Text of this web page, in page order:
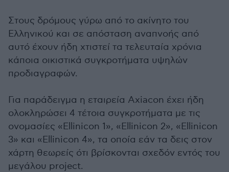
Στους δρόμους γύρω από το ακίνητο του
Ελληνικού και σε απόσταση αναπνοής από
αυτό έχουν ήδη χτιστεί τα τελευταία χρόνια
κάποια οικιστικά συγκροτήματα υψηλών
προδιαγραφών.
Για παράδειγμα η εταιρεία Axiacon έχει ήδη
ολοκληρώσει 4 τέτοια συγκροτήματα με τις
ονομασίες «Ellinicon 1», «Ellinicon 2», «Ellinicon
3» και «Ellinicon 4», τα οποία εάν τα δεις στον
χάρτη θεωρείς ότι βρίσκονται σχεδόν εντός του
μεγάλου project.